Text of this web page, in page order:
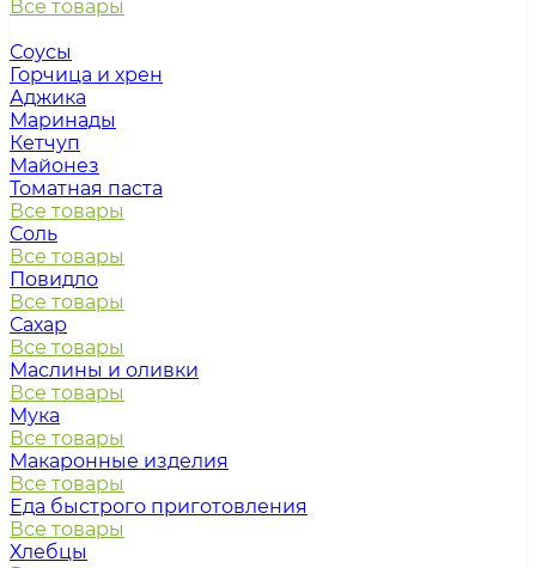
Все товары
Соусы
Горчица и хрен
Аджика
Маринады
Кетчуп
Майонез
Томатная паста
Все товары
Соль
Все товары
Повидло
Все товары
Сахар
Все товары
Маслины и оливки
Все товары
Мука
Все товары
Макаронные изделия
Все товары
Еда быстрого приготовления
Все товары
Хлебцы